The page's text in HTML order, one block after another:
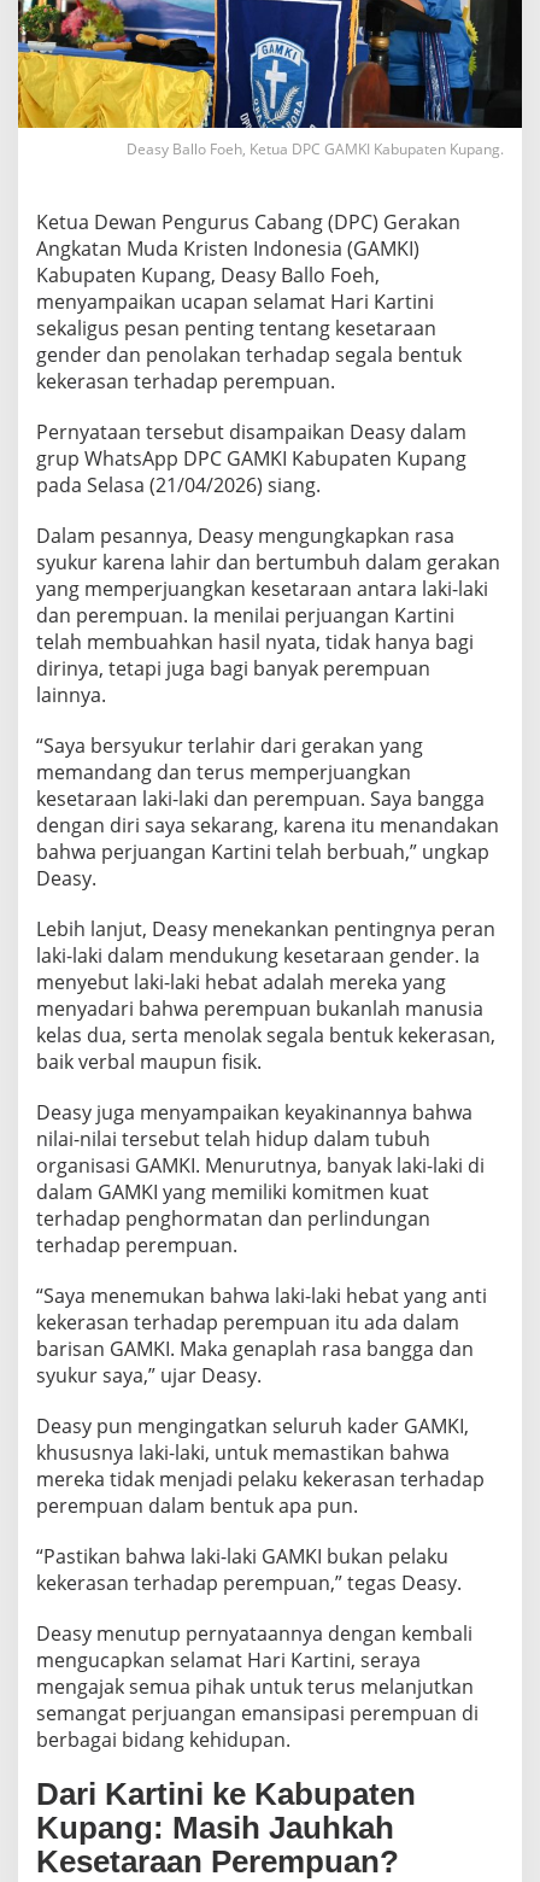
Deasy Ballo Foeh, Ketua DPC GAMKI Kabupaten Kupang.
Ketua Dewan Pengurus Cabang (DPC) Gerakan
Angkatan Muda Kristen Indonesia (GAMKI)
Kabupaten Kupang, Deasy Ballo Foeh,
menyampaikan ucapan selamat Hari Kartini
sekaligus pesan penting tentang kesetaraan
gender dan penolakan terhadap segala bentuk
kekerasan terhadap perempuan.
Pernyataan tersebut disampaikan Deasy dalam
grup WhatsApp DPC GAMKI Kabupaten Kupang
pada Selasa (21/04/2026) siang.
Dalam pesannya, Deasy mengungkapkan rasa
syukur karena lahir dan bertumbuh dalam gerakan
yang memperjuangkan kesetaraan antara laki-laki
dan perempuan. Ia menilai perjuangan Kartini
telah membuahkan hasil nyata, tidak hanya bagi
dirinya, tetapi juga bagi banyak perempuan
lainnya.
“Saya bersyukur terlahir dari gerakan yang
memandang dan terus memperjuangkan
kesetaraan laki-laki dan perempuan. Saya bangga
dengan diri saya sekarang, karena itu menandakan
bahwa perjuangan Kartini telah berbuah,” ungkap
Deasy.
Lebih lanjut, Deasy menekankan pentingnya peran
laki-laki dalam mendukung kesetaraan gender. Ia
menyebut laki-laki hebat adalah mereka yang
menyadari bahwa perempuan bukanlah manusia
kelas dua, serta menolak segala bentuk kekerasan,
baik verbal maupun fisik.
Deasy juga menyampaikan keyakinannya bahwa
nilai-nilai tersebut telah hidup dalam tubuh
organisasi GAMKI. Menurutnya, banyak laki-laki di
dalam GAMKI yang memiliki komitmen kuat
terhadap penghormatan dan perlindungan
terhadap perempuan.
“Saya menemukan bahwa laki-laki hebat yang anti
kekerasan terhadap perempuan itu ada dalam
barisan GAMKI. Maka genaplah rasa bangga dan
syukur saya,” ujar Deasy.
Deasy pun mengingatkan seluruh kader GAMKI,
khususnya laki-laki, untuk memastikan bahwa
mereka tidak menjadi pelaku kekerasan terhadap
perempuan dalam bentuk apa pun.
“Pastikan bahwa laki-laki GAMKI bukan pelaku
kekerasan terhadap perempuan,” tegas Deasy.
Deasy menutup pernyataannya dengan kembali
mengucapkan selamat Hari Kartini, seraya
mengajak semua pihak untuk terus melanjutkan
semangat perjuangan emansipasi perempuan di
berbagai bidang kehidupan.
Dari Kartini ke Kabupaten
Kupang: Masih Jauhkah
Kesetaraan Perempuan?